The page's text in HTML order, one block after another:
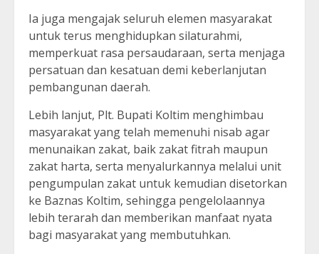
Ia juga mengajak seluruh elemen masyarakat
untuk terus menghidupkan silaturahmi,
memperkuat rasa persaudaraan, serta menjaga
persatuan dan kesatuan demi keberlanjutan
pembangunan daerah.
Lebih lanjut, Plt. Bupati Koltim menghimbau
masyarakat yang telah memenuhi nisab agar
menunaikan zakat, baik zakat fitrah maupun
zakat harta, serta menyalurkannya melalui unit
pengumpulan zakat untuk kemudian disetorkan
ke Baznas Koltim, sehingga pengelolaannya
lebih terarah dan memberikan manfaat nyata
bagi masyarakat yang membutuhkan.